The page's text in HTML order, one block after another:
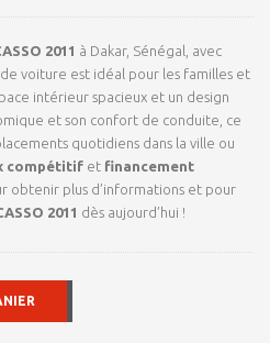
2011 à Dakar, Sénégal, avec
voiture est idéal pour les familles et
intérieur spacieux et un design
et son confort de conduite, ce
quotidiens dans la ville ou
compétitif et financement
obtenir plus d’informations et pour
2011 dès aujourd’hui !